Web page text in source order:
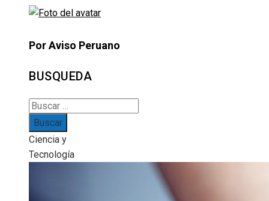
Por Aviso Peruano
BUSQUEDA
Buscar:
Ciencia y
Tecnología